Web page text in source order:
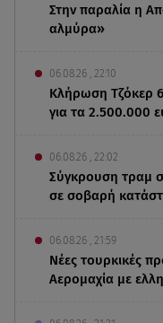
Στην παραλία η
αλμύρα»
06.08.26 , 22:10
Κλήρωση Τζόκερ
για τα 2.500.000
06.08.26 , 22:02
Σύγκρουση τραμ
σε σοβαρή
06.08.26 , 21:59
Νέες τουρκικές
Αερομαχία με